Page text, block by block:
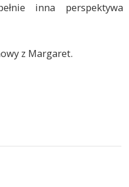
inna perspektywa
z Margaret.